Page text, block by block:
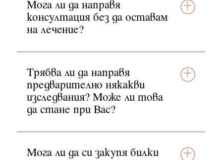
Мога ли да направя
консултация без да оставам
на лечение?
Трябва ли да направя
предварително някакви
изследвания? Може ли това
да стане при Вас?
Мога ли да си закупя билки